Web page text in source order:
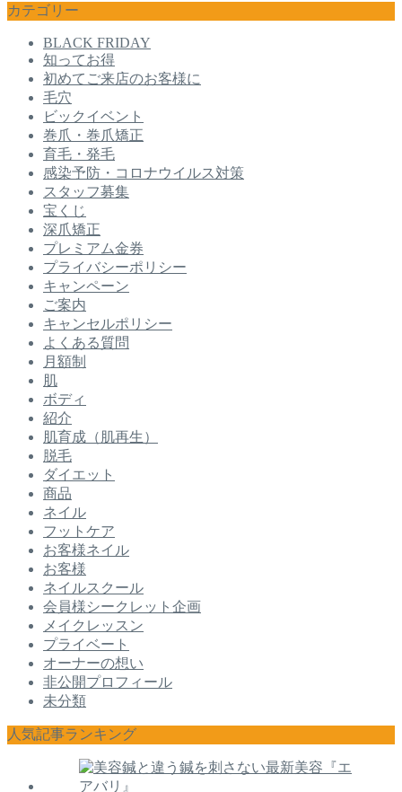
カテゴリー
BLACK FRIDAY
知ってお得
初めてご来店のお客様に
毛穴
ビックイベント
巻爪・巻爪矯正
育毛・発毛
感染予防・コロナウイルス対策
スタッフ募集
宝くじ
深爪矯正
プレミアム金券
プライバシーポリシー
キャンペーン
ご案内
キャンセルポリシー
よくある質問
月額制
肌
ボディ
紹介
肌育成（肌再生）
脱毛
ダイエット
商品
ネイル
フットケア
お客様ネイル
お客様
ネイルスクール
会員様シークレット企画
メイクレッスン
プライベート
オーナーの想い
非公開プロフィール
未分類
人気記事ランキング